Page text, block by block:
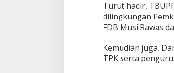
a
n
a
Turut hadir,
dilingkungan
FDB Musi Rawas
Kemudian juga,
TPK serta